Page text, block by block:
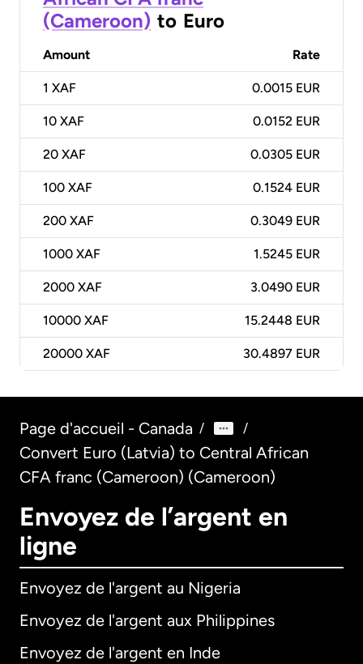
(Cameroon) to Euro
Amount Rate
1 XAF 0.0015 EUR
10 XAF 0.0152 EUR
20 XAF 0.0305 EUR
100 XAF 0.1524 EUR
200 XAF 0.3049 EUR
1000 XAF 1.5245 EUR
2000 XAF 3.0490 EUR
10000 XAF 15.2448 EUR
20000 XAF 30.4897 EUR
Page d'accueil - Canada / /
Convert Euro (Latvia) to Central African
CFA franc (Cameroon) (Cameroon)
Envoyez de l’argent en
ligne
Envoyez de l'argent au Nigeria
Envoyez de l'argent aux Philippines
Envoyez de l'argent en Inde